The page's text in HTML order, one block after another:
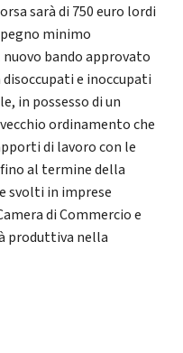
sarà di 750 euro lordi
minimo
bando approvato
e inoccupati
in possesso di un
ordinamento che
di lavoro con le
al termine della
svolti in imprese
di Commercio e
produttiva nella